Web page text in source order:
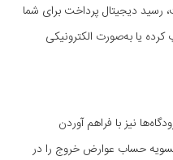
رسید دیجیتال پرداخت برای شما
یا به‌صورت الکترونیکی
نیز با فراهم آوردن
حساب عوارض خروج را در